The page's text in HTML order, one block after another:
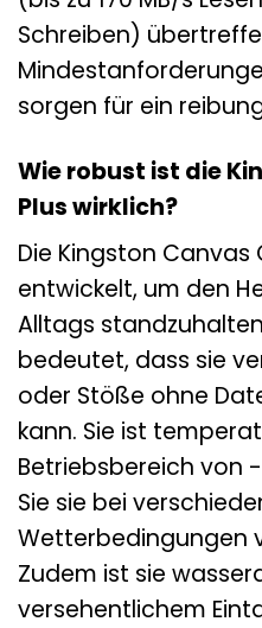
Schreiben)
sorgen für ein
Wie robust ist die
Plus wirklich?
Die Kingston Canvas
entwickelt, um den
Alltags
bedeutet, dass sie
oder Stöße ohne
kann. Sie ist
Betriebsbereich von
Sie sie bei
Wetterbedingungen
Zudem ist sie
versehentlichem